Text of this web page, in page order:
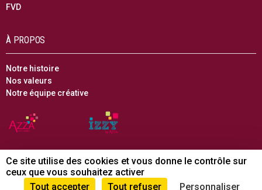
FVD
À PROPOS
Notre histoire
Nos valeurs
Notre équipe créative
© CTC craft - 2023 -Informations légales
Conditions générales de vente-Règlement en ligne des litiges-
Ce site utilise des cookies et vous donne le contrôle sur
ceux que vous souhaitez activer
Tout accepter
Tout refuser Personnaliser